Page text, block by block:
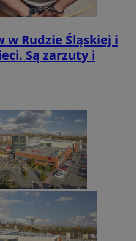
Rudzie Śląskiej i
Są zarzuty i